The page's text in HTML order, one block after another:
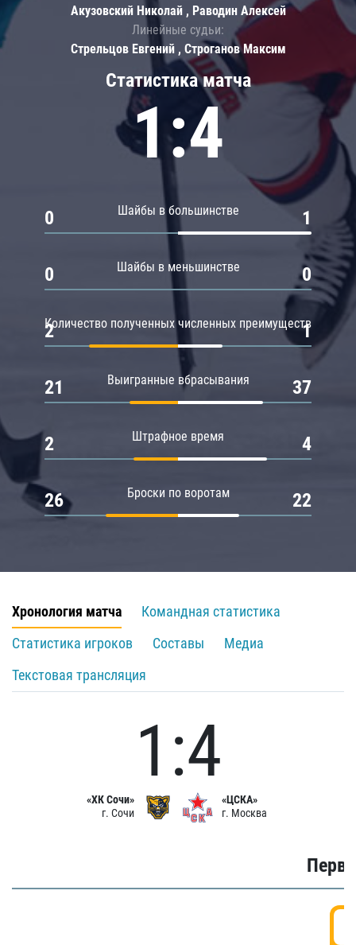
Статистика матча
1:4
Шайбы в большинстве
0 1
Шайбы в меньшинстве
0 0
Количество полученных численных преимуществ
2 1
Выигранные вбрасывания
21 37
Штрафное время
2 4
Броски по воротам
26 22
Акузовский Николай , Раводин Алексей
Линейные судьи:
Стрельцов Евгений , Строганов Максим
Хронология матча
Командная статистика
Статистика игроков
Составы
Медиа
Текстовая трансляция
«ХК Сочи»
г. Сочи
1:4
«ЦСКА»
г. Москва